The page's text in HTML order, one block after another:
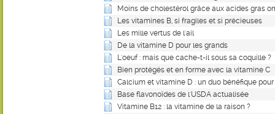
Moins de cholestérol grâce aux acides gras
Les vitamines B, si fragiles et si précieuses
Les mille vertus de l'ail
De la vitamine D pour les grands
L'oeuf : mais que cache-t-il sous sa coquille ?
Bien protégés et en forme avec la vitamine C
Calcium et vitamine D : un duo bénéfique pour
Base flavonoïdes de l'USDA actualisée
Vitamine B12 : la vitamine de la raison ?